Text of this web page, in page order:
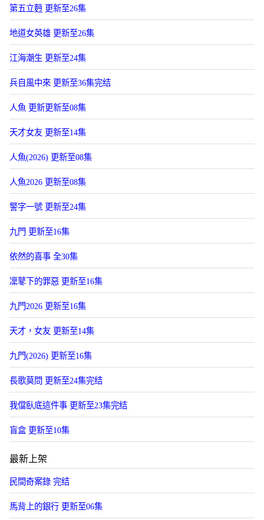
第五立麪 更新至26集
地道女英雄 更新至26集
江海潮生 更新至24集
兵自風中來 更新至36集完结
人魚 更新更新至08集
天才女友 更新至14集
人魚(2026) 更新至08集
人魚2026 更新至08集
警字一號 更新至24集
九門 更新至16集
依然的喜事 全30集
凜鼕下的罪惡 更新至16集
九門2026 更新至16集
天才，女友 更新至14集
九門(2026) 更新至16集
長歌莫問 更新至24集完结
我儅臥底這件事 更新至23集完结
盲盒 更新至10集
最新上架
民間奇案錄 完结
馬背上的銀行 更新至06集